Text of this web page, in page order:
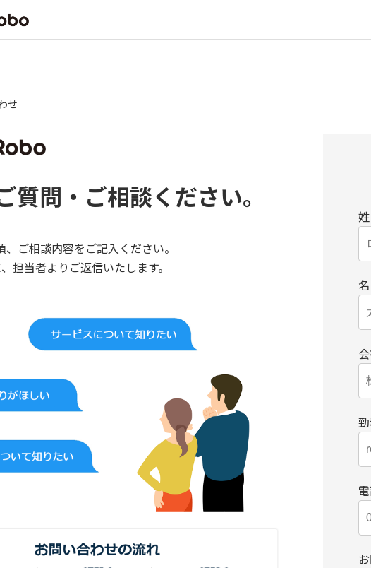
せ
質問・ご相談ください。
ご相談内容をご記入ください。
担当者よりご返信いたします。
姓
名